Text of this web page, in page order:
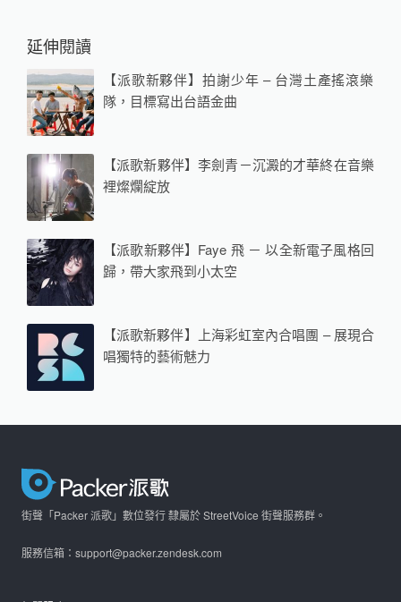
延伸閱讀
【派歌新夥伴】拍謝少年 – 台灣土產搖滾樂
隊，目標寫出台語金曲
【派歌新夥伴】李劍青－沉澱的才華終在音樂
裡燦爛綻放
【派歌新夥伴】Faye 飛 － 以全新電子風格回
歸，帶大家飛到小太空
【派歌新夥伴】上海彩虹室內合唱團 – 展現合
唱獨特的藝術魅力
街聲「Packer 派歌」數位發行 隸屬於 StreetVoice 街聲服務群。
服務信箱：support@packer.zendesk.com